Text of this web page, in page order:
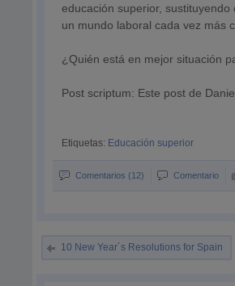
educación superior,
un mundo laboral cada vez más
¿Quién está en mejor situación
Post scriptum: Este post de
Etiquetas: Educación superior
Comentarios (12) Comentario
10 New Year´s Resolutions for Spain